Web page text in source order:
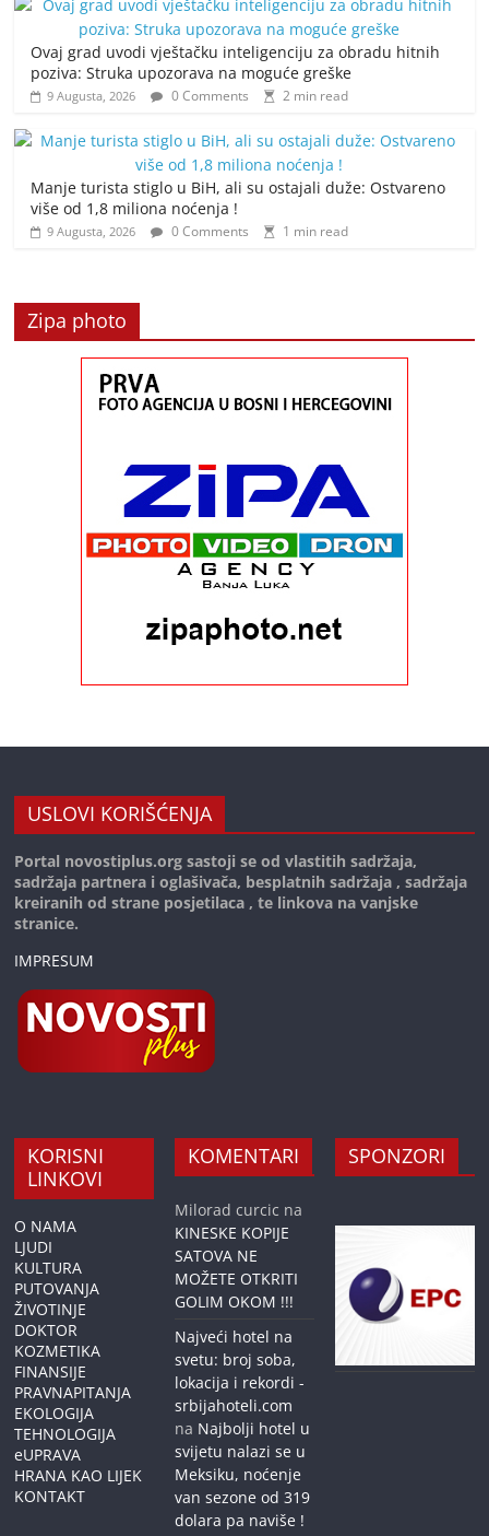
Ovaj grad uvodi vještačku inteligenciju za obradu hitnih
poziva: Struka upozorava na moguće greške
9 Augusta, 2026 0 Comments 2 min read
Manje turista stiglo u BiH, ali su ostajali duže: Ostvareno
više od 1,8 miliona noćenja !
9 Augusta, 2026 0 Comments 1 min read
Zipa photo
USLOVI KORIŠĆENJA
Portal novostiplus.org sastoji se od vlastitih sadržaja,
sadržaja partnera i oglašivača, besplatnih sadržaja , sadržaja
kreiranih od strane posjetilaca , te linkova na vanjske
stranice.
IMPRESUM
KORISNI
LINKOVI
O NAMA
LJUDI
KULTURA
PUTOVANJA
ŽIVOTINJE
DOKTOR
KOZMETIKA
FINANSIJE
PRAVNAPITANJA
EKOLOGIJA
TEHNOLOGIJA
eUPRAVA
HRANA KAO LIJEK
KONTAKT
KOMENTARI
Milorad curcic na
KINESKE KOPIJE
SATOVA NE
MOŽETE OTKRITI
GOLIM OKOM !!!
Najveći hotel na
svetu: broj soba,
lokacija i rekordi -
srbijahoteli.com
na Najbolji hotel u
svijetu nalazi se u
Meksiku, noćenje
van sezone od 319
dolara pa naviše !
SPONZORI